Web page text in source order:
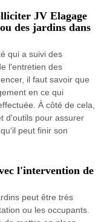
JV Elagage
des jardins dans
qui a suivi des
l'entretien des
il faut savoir que
en ce qui
À côté de cela,
d'outils pour assurer
peut finir son
l'intervention de
peut être très
ou les occupants.